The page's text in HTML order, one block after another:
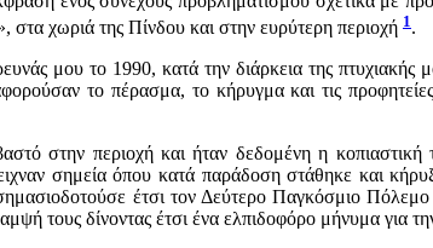
χωριά της Πίνδου και στην ευρύτερη περιοχή 1.
μου το 1990, κατά την διάρκεια της πτυχιακής
το πέρασμα, το κήρυγμα και τις
στην περιοχή και ήταν δεδομένη η κοπιαστική
σημεία όπου κατά παράδοση στάθηκε και
έτσι τον Δεύτερο Παγκόσμιο
τους δίνοντας έτσι ένα ελπιδοφόρο μήνυμα για